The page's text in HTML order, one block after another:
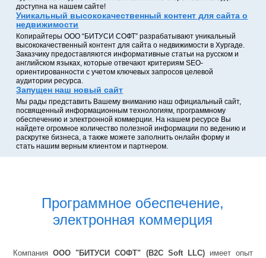
доступна на нашем сайте!
Уникальный высококачественный контент для сайта о
недвижимости
Копирайтеры ООО “БИТУСИ СОФТ” разрабатывают уникальный
высококачественный контент для сайта о недвижимости в Хургаде.
Заказчику предоставляются информативные статьи на русском и
английском языках, которые отвечают критериям SEO-
ориентированности с учетом ключевых запросов целевой
аудитории ресурса.
Запущен наш новый сайт
Мы рады представить Вашему вниманию наш официальный сайт,
посвященный информационным технологиям, программному
обеспечению и электронной коммерции. На нашем ресурсе Вы
найдете огромное количество полезной информации по ведению и
раскрутке бизнеса, а также можете заполнить онлайн форму и
стать нашим верным клиентом и партнером.
Программное обеспечение,
электронная коммерция
КомпанияООО "БИТУСИ СОФТ" (B2C Soft LLC)имеет опыт